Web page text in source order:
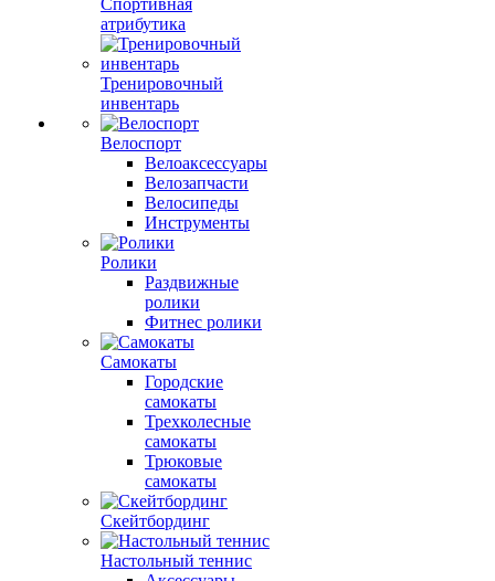
Спортивная
атрибутика
Тренировочный
инвентарь
Велоспорт
Велоаксессуары
Велозапчасти
Велосипеды
Инструменты
Ролики
Раздвижные
ролики
Фитнес ролики
Самокаты
Городские
самокаты
Трехколесные
самокаты
Трюковые
самокаты
Скейтбординг
Настольный теннис